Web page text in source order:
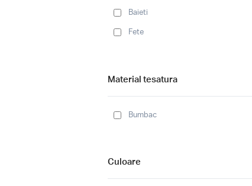
Baieti
Fete
Material tesatura
Bumbac
Culoare